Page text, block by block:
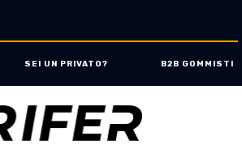
SEI UN PRIVATO? B2B GOMMISTI